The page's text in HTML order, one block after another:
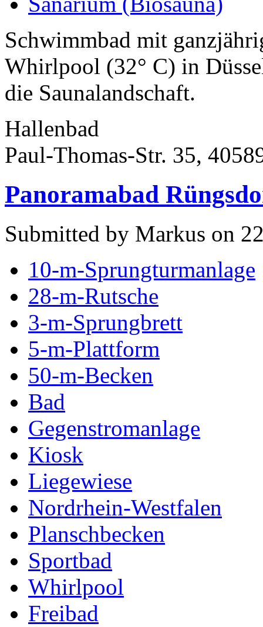
Schwimmbad mit
Whirlpool (32° C) in
die Saunalandschaft.
Hallenbad
Paul-Thomas-Str. 35,
Panoramabad
Submitted by Markus on
10-m-Sprungturmanlage
28-m-Rutsche
3-m-Sprungbrett
5-m-Plattform
50-m-Becken
Bad
Gegenstromanlage
Kiosk
Liegewiese
Nordrhein-Westfalen
Planschbecken
Sportbad
Whirlpool
Freibad